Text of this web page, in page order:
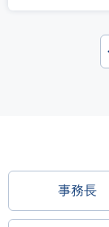
事務長